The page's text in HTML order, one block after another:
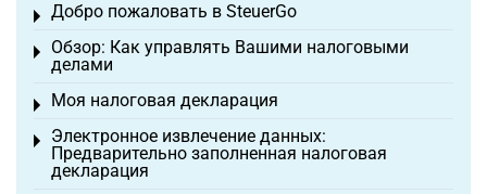
Добро пожаловать в SteuerGo
Toggle menu
Обзор: Как управлять Вашими налоговыми
делами
Toggle menu
Моя налоговая декларация
Toggle menu
Электронное извлечение данных:
Предварительно заполненная налоговая
декларация
Toggle menu